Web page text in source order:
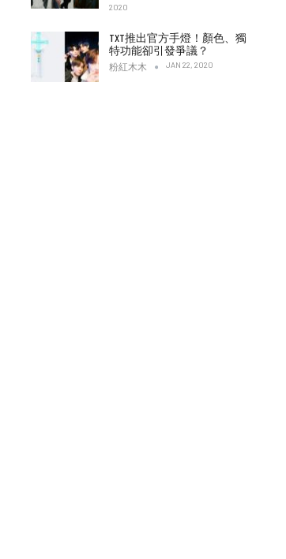
2020
TXT推出官方手燈！顏色、獨
特功能卻引發爭議？
粉紅木木 JAN 22, 2020